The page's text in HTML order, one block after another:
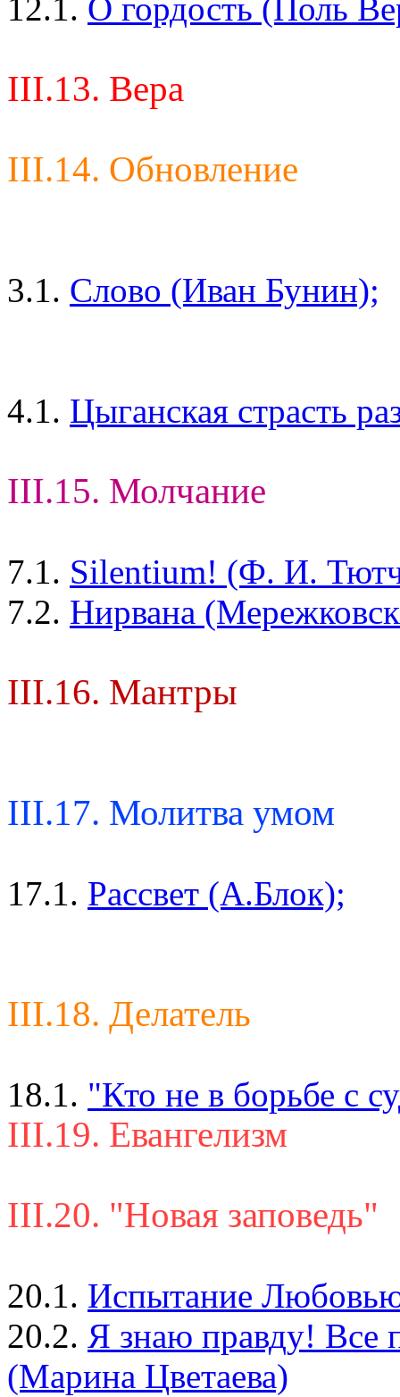
12.1. О гордость (Поль
III.13. Вера
III.14. Обновление
3.1. Слово (Иван Бунин);
4.1. Цыганская страсть
III.15. Молчание
7.1. Silentium! (Ф. И.
7.2. Нирвана
III.16. Мантры
III.17. Молитва умом
17.1. Рассвет (А.Блок);
III.18. Делатель
18.1. "Кто не в борьбе с
III.19. Евангелизм
III.20. "Новая заповедь"
20.1. Испытание
20.2. Я знаю правду! Все
(Марина Цветаева)